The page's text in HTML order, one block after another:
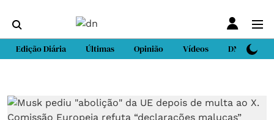
Edição Diária Últimas Opinião Vídeos DN Sport